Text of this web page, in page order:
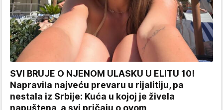
SVI BRUJE O NJENOM ULASKU U ELITU 10!
Napravila najveću prevaru u rijalitiju, pa
nestala iz Srbije: Kuća u kojoj je živela
napuštena, a svi pričaju o ovom